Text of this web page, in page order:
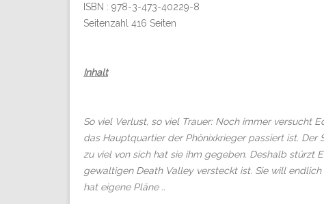
ISBN : 978-3-473-40229-8
Seitenzahl 416 Seiten
Inhalt
So viel Verlust, so viel Trauer: Noch immer versucht
das Hauptquartier der Phönixkrieger passiert ist.
zu viel von sich hat sie ihm gegeben. Deshalb stürzt
gewaltigen Death Valley versteckt ist. Sie will
hat eigene Pläne ..